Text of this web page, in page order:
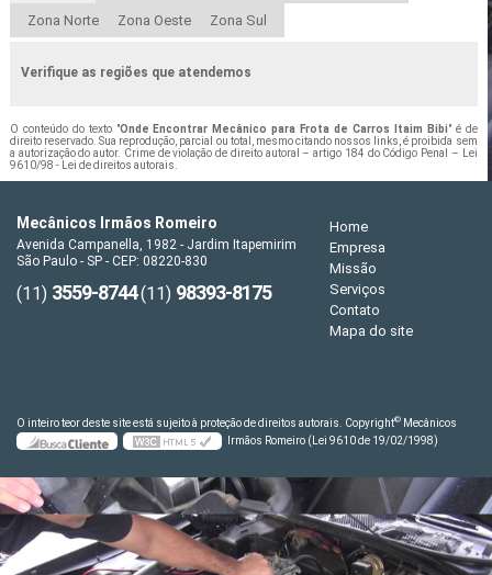
Zona Norte Zona Oeste Zona Sul
Verifique as regiões que atendemos
O conteúdo do texto "Onde Encontrar Mecânico para Frota de Carros Itaim Bibi" é de
direito reservado. Sua reprodução, parcial ou total, mesmo citando nossos links, é proibida sem
a autorização do autor. Crime de violação de direito autoral – artigo 184 do Código Penal – Lei
9610/98 - Lei de direitos autorais.
Mecânicos Irmãos Romeiro
Avenida Campanella, 1982 - Jardim Itapemirim
São Paulo - SP - CEP: 08220-830
(11) 3559-8744(11) 98393-8175
Home
Empresa
Missão
Serviços
Contato
Mapa do site
O inteiro teor deste site está sujeito à proteção de direitos autorais. Copyright© Mecânicos
Irmãos Romeiro (Lei 9610 de 19/02/1998)